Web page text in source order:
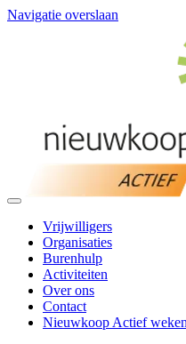
Navigatie overslaan
Vrijwilligers
Organisaties
Burenhulp
Activiteiten
Over ons
Contact
Nieuwkoop Actief weken